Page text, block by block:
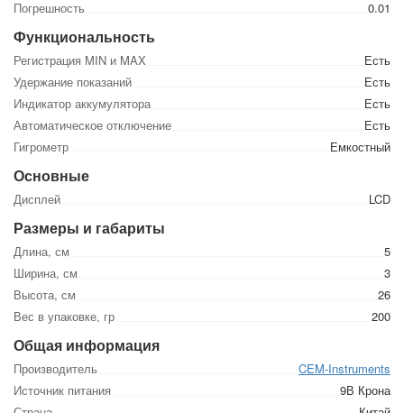
Погрешность 0.01
Функциональность
Регистрация MIN и MAX
Есть
Удержание показаний
Есть
Индикатор аккумулятора
Есть
Автоматическое отключение
Есть
Гигрометр
Емкостный
Основные
Дисплей LCD
Размеры и габариты
Длина, см
5
Ширина, см
3
Высота, см
26
Вес в упаковке, гр
200
Общая информация
Производитель
CEM-Instruments
Источник питания
9В Крона